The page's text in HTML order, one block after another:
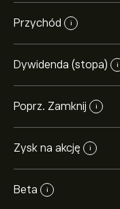
Przychód i
Dywidenda (stopa) i
Poprz. Zamknij i
Zysk na akcję i
Beta i